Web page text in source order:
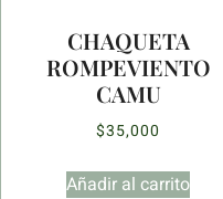
CHAQUETA
ROMPEVIENTO
CAMU
$35,000
Añadir al carrito